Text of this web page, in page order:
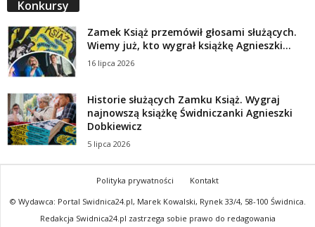
Konkursy
Zamek Książ przemówił głosami służących.
Wiemy już, kto wygrał książkę Agnieszki...
16 lipca 2026
Historie służących Zamku Książ. Wygraj
najnowszą książkę Świdniczanki Agnieszki
Dobkiewicz
5 lipca 2026
Polityka prywatności
Kontakt
© Wydawca: Portal Swidnica24.pl, Marek Kowalski, Rynek 33/4, 58-100 Świdnica.
Redakcja Swidnica24.pl zastrzega sobie prawo do redagowania